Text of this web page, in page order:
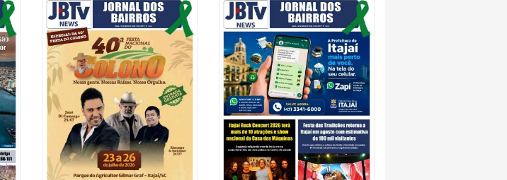
BALNEÁRIO CAMBORIÚ
06/08/2026 | 07:00
Inscrições para a exploração da gastronomia do 14º
Acampamento Farroupilha estão abertas
CAMBORIÚ
06/08/2026 | 07:00
Camboriú: exposição de arte transforma o Paço Municipal
em um espaço de cultura